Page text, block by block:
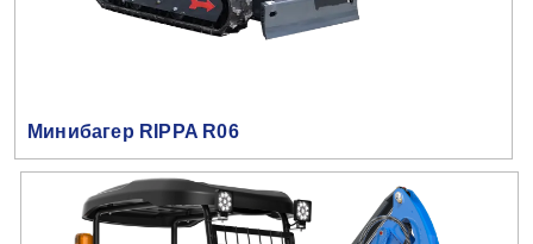
Минибагер RIPPA R06